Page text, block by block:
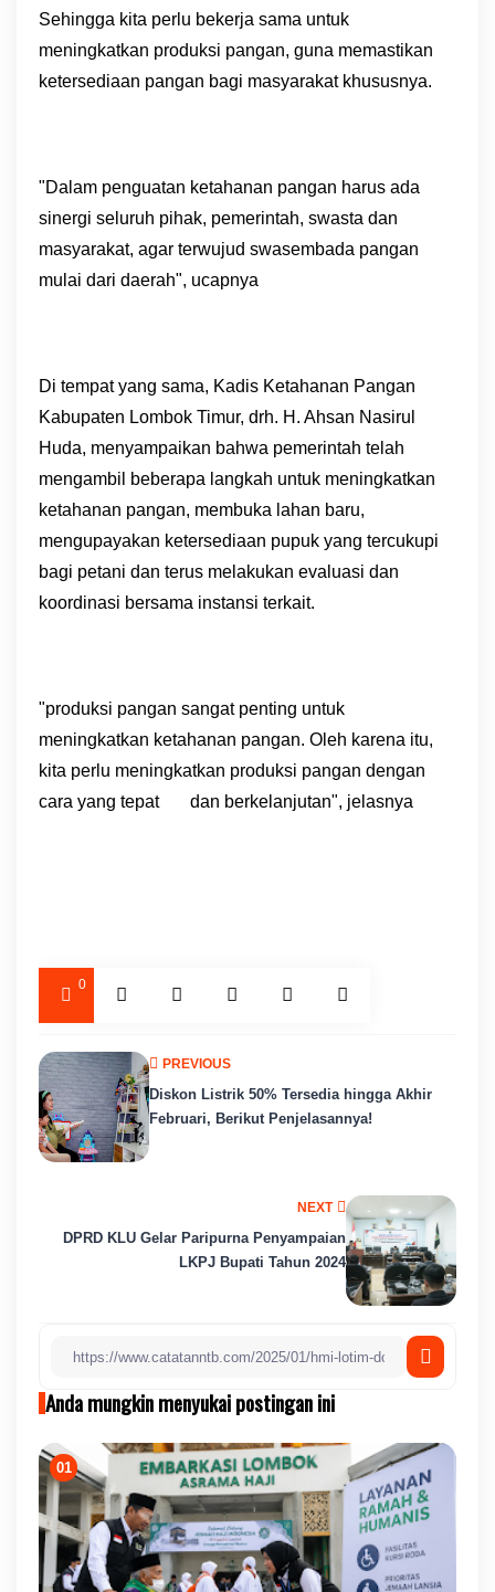
Sehingga kita perlu bekerja sama untuk
meningkatkan produksi pangan, guna memastikan
ketersediaan pangan bagi masyarakat khususnya.
"Dalam penguatan ketahanan pangan harus ada
sinergi seluruh pihak, pemerintah, swasta dan
masyarakat, agar terwujud swasembada pangan
mulai dari daerah", ucapnya
Di tempat yang sama, Kadis Ketahanan Pangan
Kabupaten Lombok Timur, drh. H. Ahsan Nasirul
Huda, menyampaikan bahwa pemerintah telah
mengambil beberapa langkah untuk meningkatkan
ketahanan pangan, membuka lahan baru,
mengupayakan ketersediaan pupuk yang tercukupi
bagi petani dan terus melakukan evaluasi dan
koordinasi bersama instansi terkait.
"produksi pangan sangat penting untuk
meningkatkan ketahanan pangan. Oleh karena itu,
kita perlu meningkatkan produksi pangan dengan
cara yang tepat dan berkelanjutan", jelasnya
0
NEXT
DPRD KLU Gelar Paripurna Penyampaian
LKPJ Bupati Tahun 2024
PREVIOUS
Diskon Listrik 50% Tersedia hingga Akhir
Februari, Berikut Penjelasannya!
Anda mungkin menyukai postingan ini